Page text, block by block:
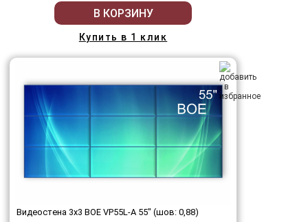
В КОРЗИНУ
Купить в 1 клик
Видеостена 3x3 BOE VP55L-A 55" (шов: 0,88)